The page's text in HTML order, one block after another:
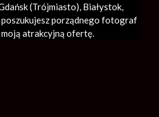
(Trójmiasto), Białystok,
poszukujesz porządnego fotograf
atrakcyjną ofertę.